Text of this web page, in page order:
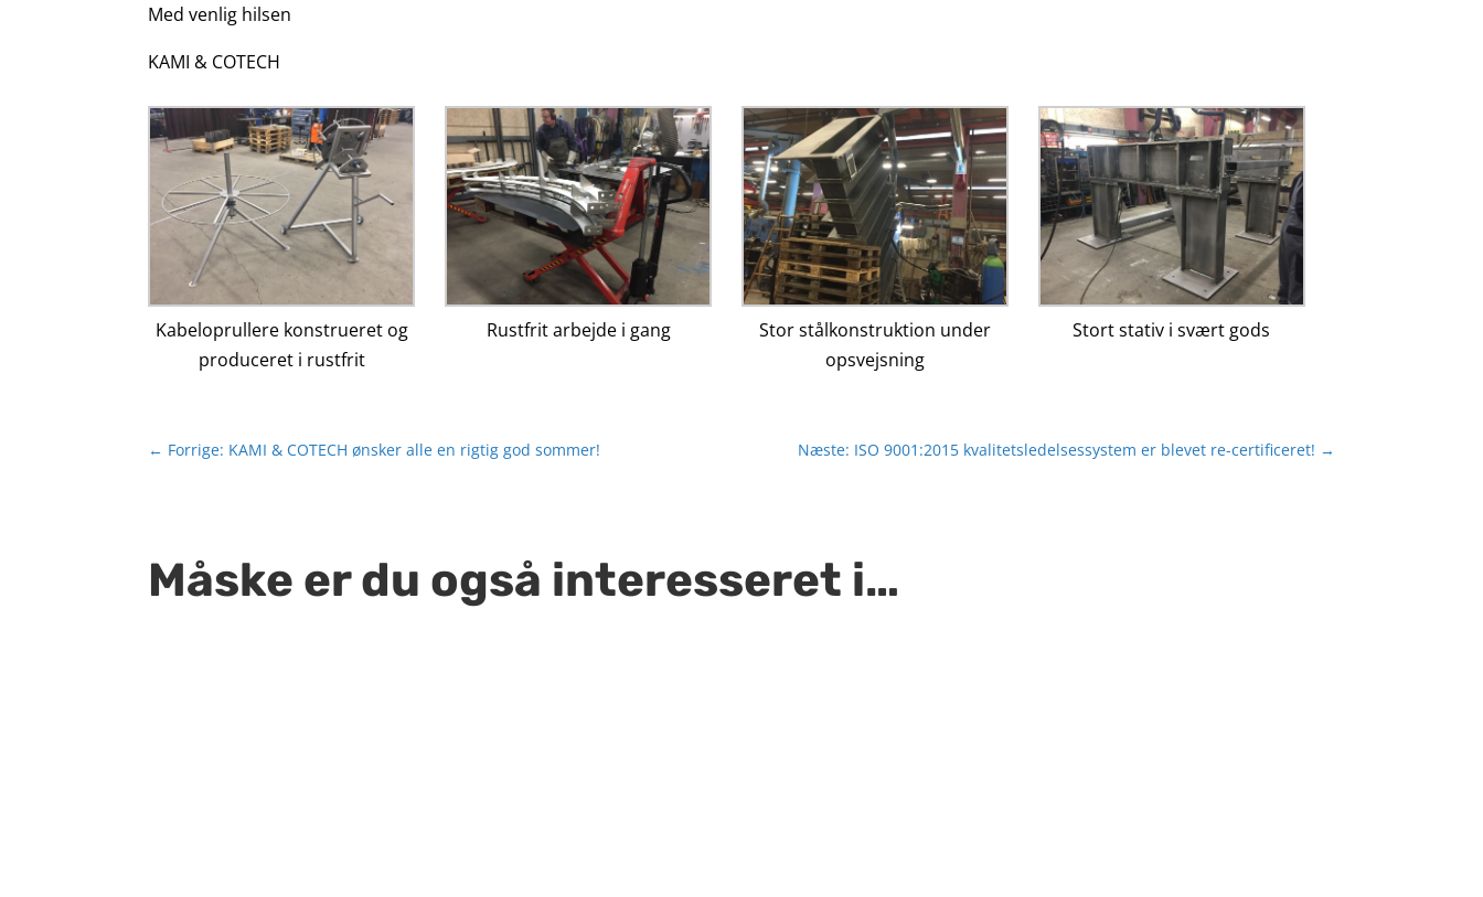
Med venlig hilsen
KAMI & COTECH
Kabeloprullere konstrueret og
produceret i rustfrit
Rustfrit arbejde i gang
Stor stålkonstruktion under
opsvejsning
Stort stativ i svært gods
← Forrige: KAMI & COTECH ønsker alle en rigtig god sommer! Næste: ISO 9001:2015 kvalitetsledelsessystem er blevet re-certificeret! →
Måske er du også interesseret i…